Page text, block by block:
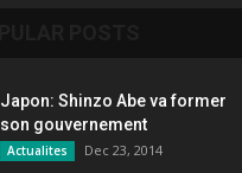
Japon: Shinzo Abe va former
son gouvernement
Actualites Dec 23, 2014